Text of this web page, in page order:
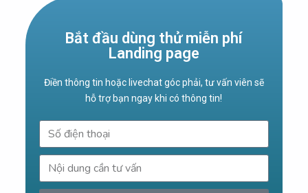
Bắt đầu dùng thử miễn phí
Landing page
Điền thông tin hoặc livechat góc phải, tư vấn viên sẽ
hỗ trợ bạn ngay khi có thông tin!